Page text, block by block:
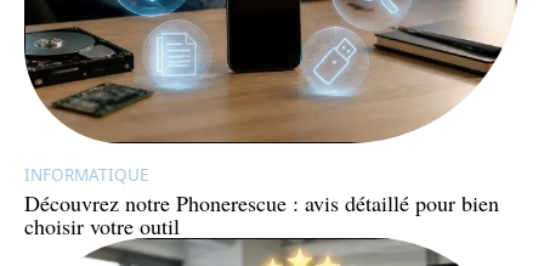
INFORMATIQUE
Découvrez notre Phonerescue : avis détaillé pour bien
choisir votre outil